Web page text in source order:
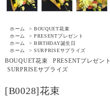
ホーム > BOUQUET花束
ホーム
> PRESENTプレゼント
ホーム
> BIRTHDAY誕生日
ホーム
> SURPRISEサプライズ
BOUQUET花束 PRESENTプレゼント
SURPRISEサプライズ
[B0028]花束